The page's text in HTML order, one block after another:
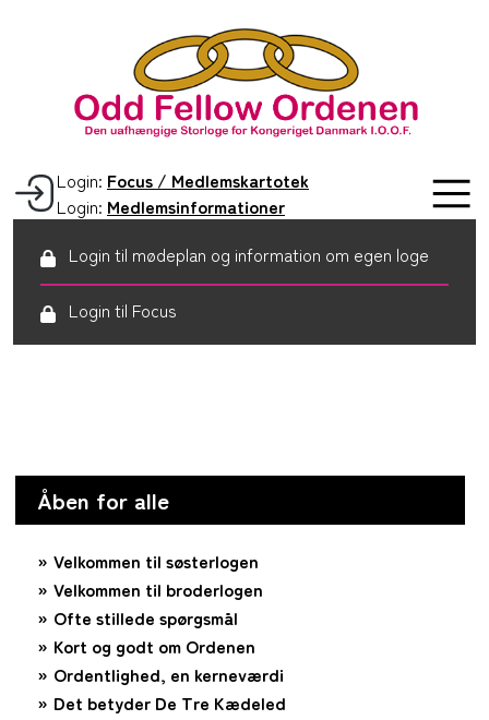
Login: Focus / Medlemskartotek
Login: Medlemsinformationer
Login til mødeplan og information om egen loge
Login til Focus
Åben for alle
Velkommen til søsterlogen
Velkommen til broderlogen
Ofte stillede spørgsmål
Kort og godt om Ordenen
Ordentlighed, en kerneværdi
Det betyder De Tre Kædeled